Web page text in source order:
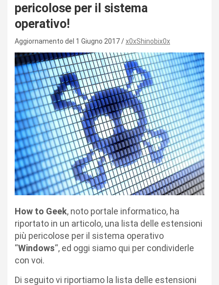
pericolose per il sistema
operativo!
Aggiornamento del 1 Giugno 2017 x0xShinobix0x
How to Geek, noto portale informatico, ha
riportato in un articolo, una lista delle estensioni
più pericolose per il sistema operativo
“Windows“, ed oggi siamo qui per condividerle
con voi.
Di seguito vi riportiamo la lista delle estensioni